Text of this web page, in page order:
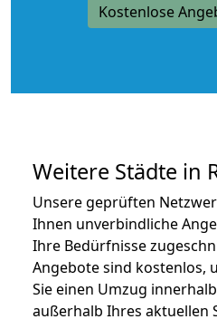
Kostenlose
Weitere Städte in
Unsere geprüften
Ihnen unverbindliche
Ihre Bedürfnisse
Angebote sind kostenlos,
Sie einen Umzug
außerhalb Ihres aktuellen